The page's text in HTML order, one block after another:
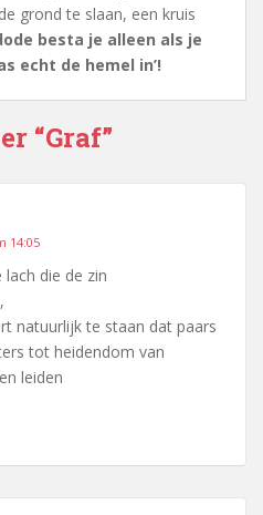
grond te slaan, een kruis
besta je alleen als je
echt de hemel in’!
“Graf”
14:05
die de zin
natuurlijk te staan dat paars
tot heidendom van
leiden